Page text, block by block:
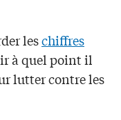
leschiffres
à quel point il
lutter contre les